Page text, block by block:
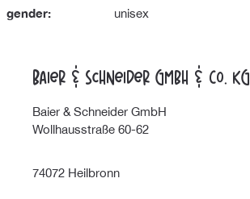
gender: unisex
Baier & Schneider GmbH & Co. KG
Baier & Schneider GmbH
Wollhausstraße 60-62
74072 Heilbronn